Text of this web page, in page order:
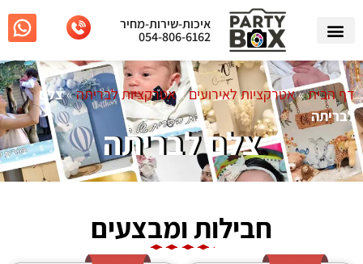
איכות-שירות-מחיר
054-806-6162
דף הבית»אטרקציות לאירועים»אטרקציות לבריתה»צלם
לבריתה
צלם לבריתה
חבילות ומבצעים